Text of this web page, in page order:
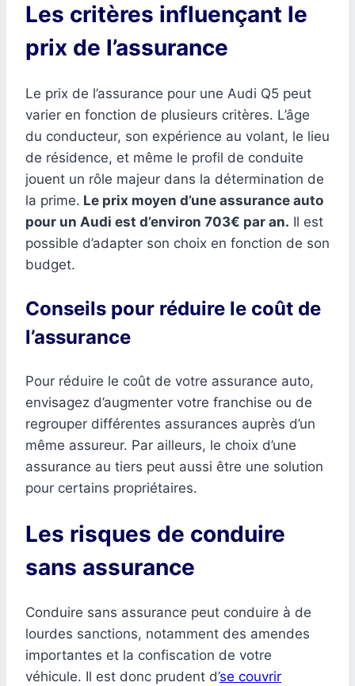
Les critères influençant le
prix de l’assurance
Le prix de l’assurance pour une Audi Q5 peut
varier en fonction de plusieurs critères. L’âge
du conducteur, son expérience au volant, le lieu
de résidence, et même le profil de conduite
jouent un rôle majeur dans la détermination de
la prime. Le prix moyen d’une assurance auto
pour un Audi est d’environ 703€ par an. Il est
possible d’adapter son choix en fonction de son
budget.
Conseils pour réduire le coût de
l’assurance
Pour réduire le coût de votre assurance auto,
envisagez d’augmenter votre franchise ou de
regrouper différentes assurances auprès d’un
même assureur. Par ailleurs, le choix d’une
assurance au tiers peut aussi être une solution
pour certains propriétaires.
Les risques de conduire
sans assurance
Conduire sans assurance peut conduire à de
lourdes sanctions, notamment des amendes
importantes et la confiscation de votre
véhicule. Il est donc prudent d’se couvrir